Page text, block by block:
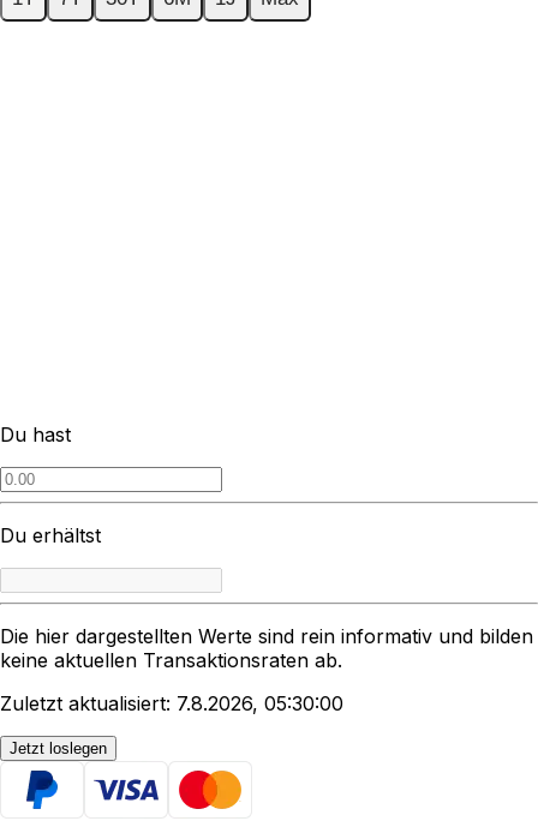
Du hast
Du erhältst
Die hier dargestellten Werte sind rein informativ und bilden
keine aktuellen Transaktionsraten ab.
Zuletzt aktualisiert: 7.8.2026, 05:30:00
Jetzt loslegen